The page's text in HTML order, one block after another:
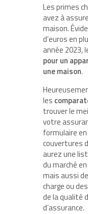
Les primes
avez à
maison.
d’euros en
année 2023,
pour un
une maison.
les
trouver le
votre
formulaire
couvertures
aurez une
du marché
mais aussi
charge ou
de la qualité
d’assurance.